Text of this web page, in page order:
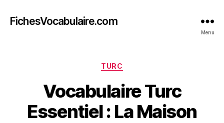
FichesVocabulaire.com
Menu
Catégories
TURC
Vocabulaire Turc
Essentiel : La Maison